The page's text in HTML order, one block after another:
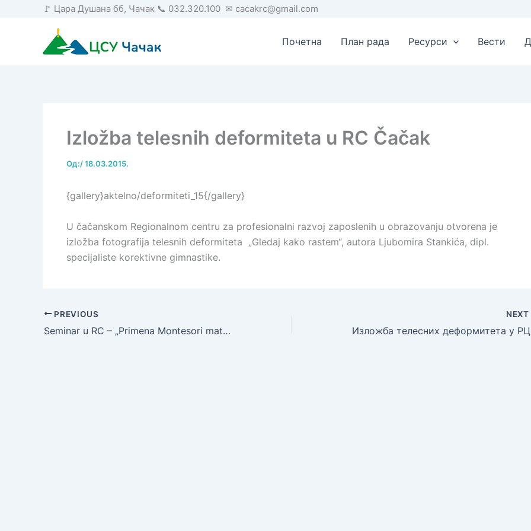
🚩 Цара Душана бб, Чачак 📞 032.320.100 ✉ cacakrc@gmail.com
Почетна План рада Ресурси Вести
Izložba telesnih deformiteta u RC Čačak
Од:/18.03.2015.
{gallery}aktelno/deformiteti_15{/gallery}
U čačanskom Regionalnom centru za profesionalni razvoj zaposlenih u obrazovanju otvorena je
izložba fotografija telesnih deformiteta „Gledaj kako rastem“, autora Ljubomira Stankića, dipl.
specijaliste korektivne gimnastike.
PREVIOUS
Seminar u RC – „Primena Montesori materijala u realizaciji inkluzivnog programa”
NEXT